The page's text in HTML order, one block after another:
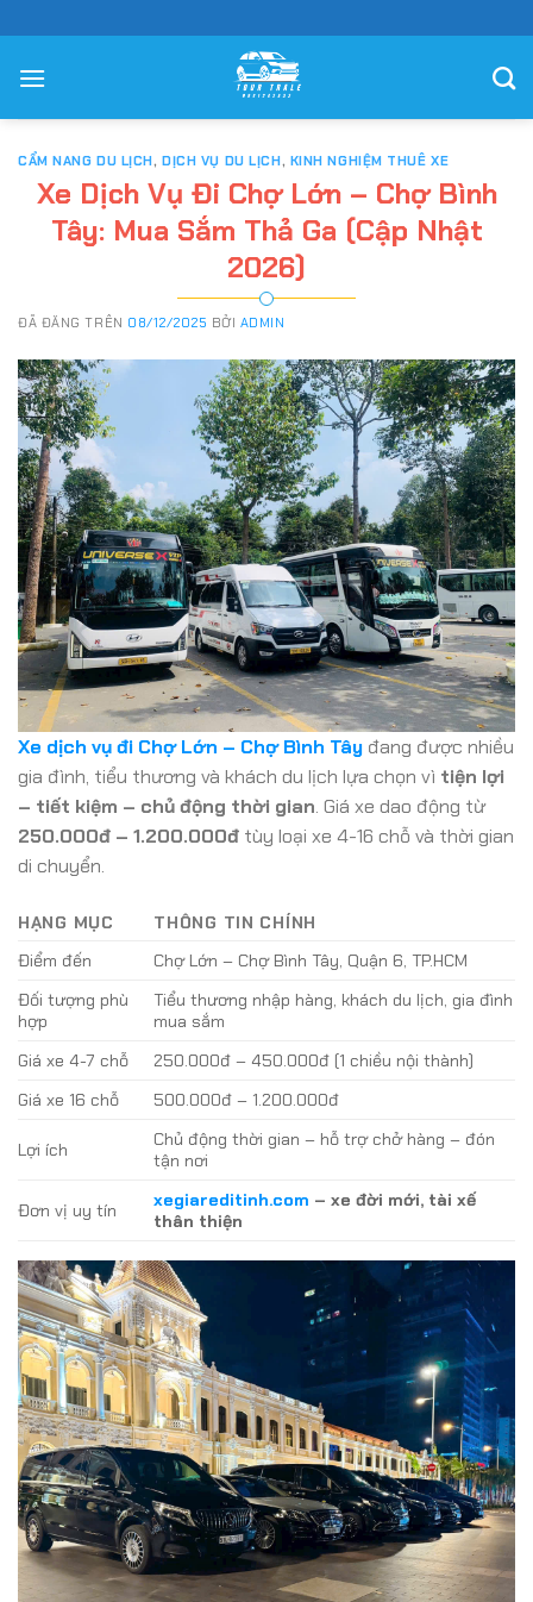
đến
nội
CẨM NANG DU LỊCH,DỊCH VỤ DU LỊCH, KINH NGHIỆM THUÊ XE
Xe Dịch Vụ Đi Chợ Lớn – Chợ Bình
Tây: Mua Sắm Thả Ga (Cập Nhật
2026)
ĐÃ ĐĂNG TRÊN 08/12/2025 BỞI ADMIN
Xe dịch vụ đi Chợ Lớn – Chợ Bình Tây đang được nhiều
gia đình, tiểu thương và khách du lịch lựa chọn vì tiện lợi
– tiết kiệm – chủ động thời gian. Giá xe dao động từ
250.000đ – 1.200.000đ tùy loại xe 4-16 chỗ và thời gian
di chuyển.
HẠNG MỤC
THÔNG TIN CHÍNH
Điểm đến
Chợ Lớn – Chợ Bình Tây, Quận 6, TP.HCM
Đối tượng phù
hợp
Tiểu thương nhập hàng, khách du lịch, gia đình
mua sắm
Giá xe 4-7 chỗ
250.000đ – 450.000đ (1 chiều nội thành)
Giá xe 16 chỗ
500.000đ – 1.200.000đ
Lợi ích
Chủ động thời gian – hỗ trợ chở hàng – đón
tận nơi
Đơn vị uy tín xegiareditinh.com – xe đời mới, tài xế
thân thiện